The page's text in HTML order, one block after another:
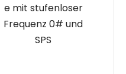
e mit stufenloser
Frequenz 0# und
SPS